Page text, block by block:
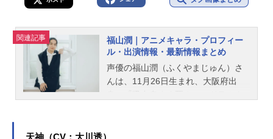
関連記事
福山潤｜アニメキャラ・プロフィー
ル・出演情報・最新情報まとめ
声優の福山潤（ふくやまじゅん）さ
んは、11月26日生まれ、大阪府出
天神（CV：大川透）